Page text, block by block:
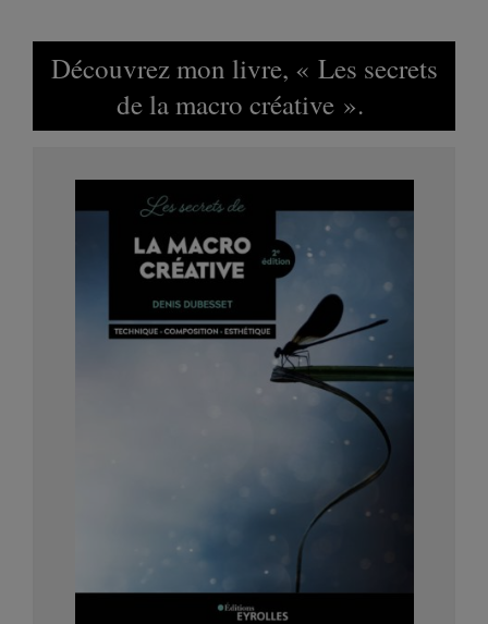
Découvrez mon livre, « Les secrets
de la macro créative ».